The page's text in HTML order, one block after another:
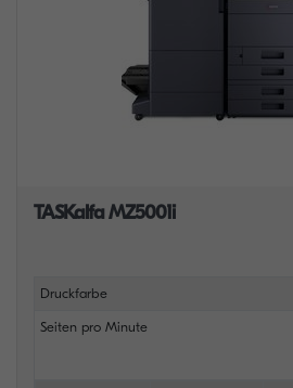
TASKalfa MZ5001i
Druckfarbe
Seiten pro Minute